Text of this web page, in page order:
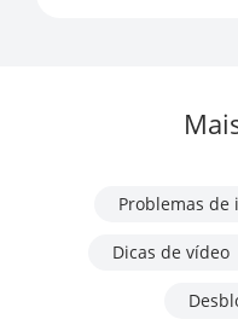
Problemas de
Dicas de vídeo